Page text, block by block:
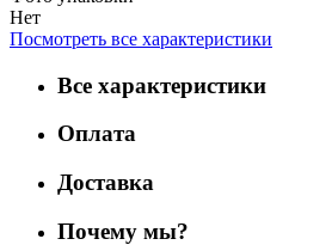
Нет
Посмотреть все характеристики
Все характеристики
Оплата
Доставка
Почему мы?